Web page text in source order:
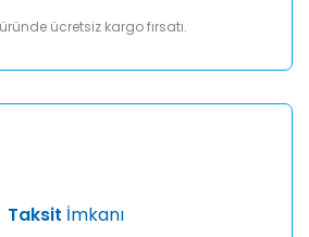
ücretsiz kargo fırsatı.
Taksit İmkanı